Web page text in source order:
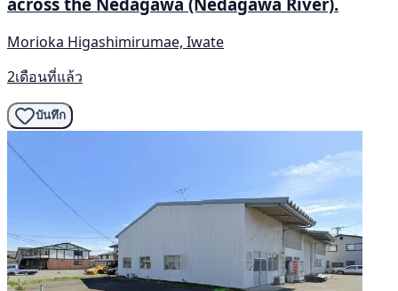
Morioka Higashimirumae, Iwate
2เดือนที่แล้ว
บันทึก